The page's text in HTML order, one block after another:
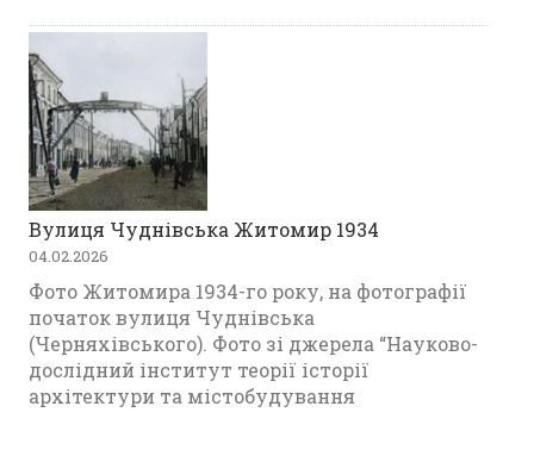
Вулиця Чуднівська Житомир 1934
04.02.2026
Фото Житомира 1934-го року, на фотографії
початок вулиця Чуднівська
(Черняхівського). Фото зі джерела “Науково-
дослідний інститут теорії історії
архітектури та містобудування